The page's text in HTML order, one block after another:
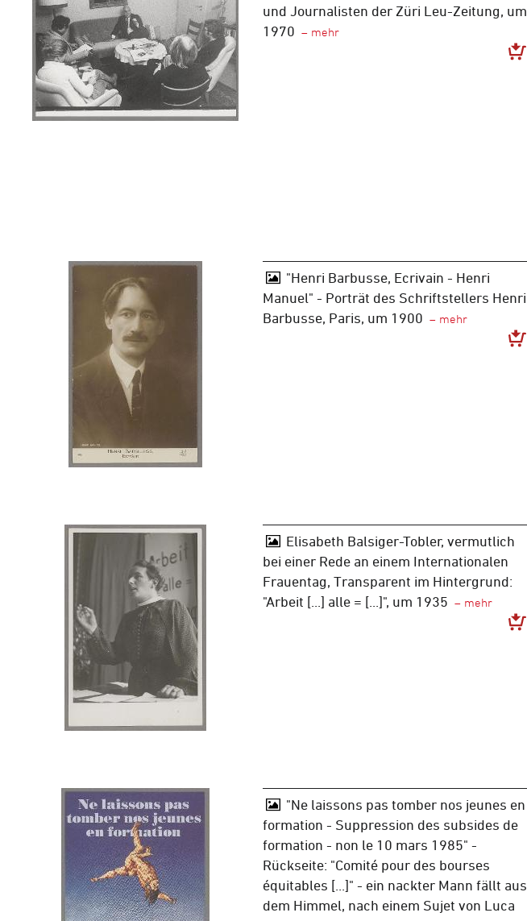
und Journalisten der Züri Leu-Zeitung, um
1970
"Henri Barbusse, Ecrivain - Henri
Manuel" - Porträt des Schriftstellers Henri
Barbusse, Paris, um 1900
Elisabeth Balsiger-Tobler, vermutlich
bei einer Rede an einem Internationalen
Frauentag, Transparent im Hintergrund:
"Arbeit [...] alle = [...]", um 1935
"Ne laissons pas tomber nos jeunes en
formation - Suppression des subsides de
formation - non le 10 mars 1985" -
Rückseite: "Comité pour des bourses
équitables [...]" - ein nackter Mann fällt aus
dem Himmel, nach einem Sujet von Luca